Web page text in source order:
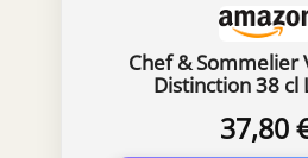
Chef & Sommelier
Distinction 38 cl
37,80